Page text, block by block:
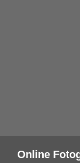
Online